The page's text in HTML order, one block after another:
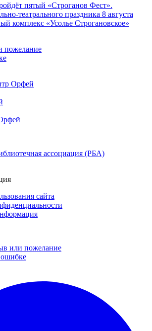
пятый «Строганов Фест».
театрального праздника 8 августа
комплекс «Усолье Строгановское»
пожелание
Орфей
ассоциация (РБА)
сайта
или пожелание